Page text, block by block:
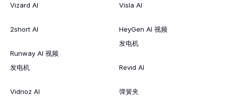
Vizard AI
2short AI
Runway AI 视频
发电机
Vidnoz AI
Visla AI
HeyGen AI 视频
发电机
Revid AI
弹簧夹